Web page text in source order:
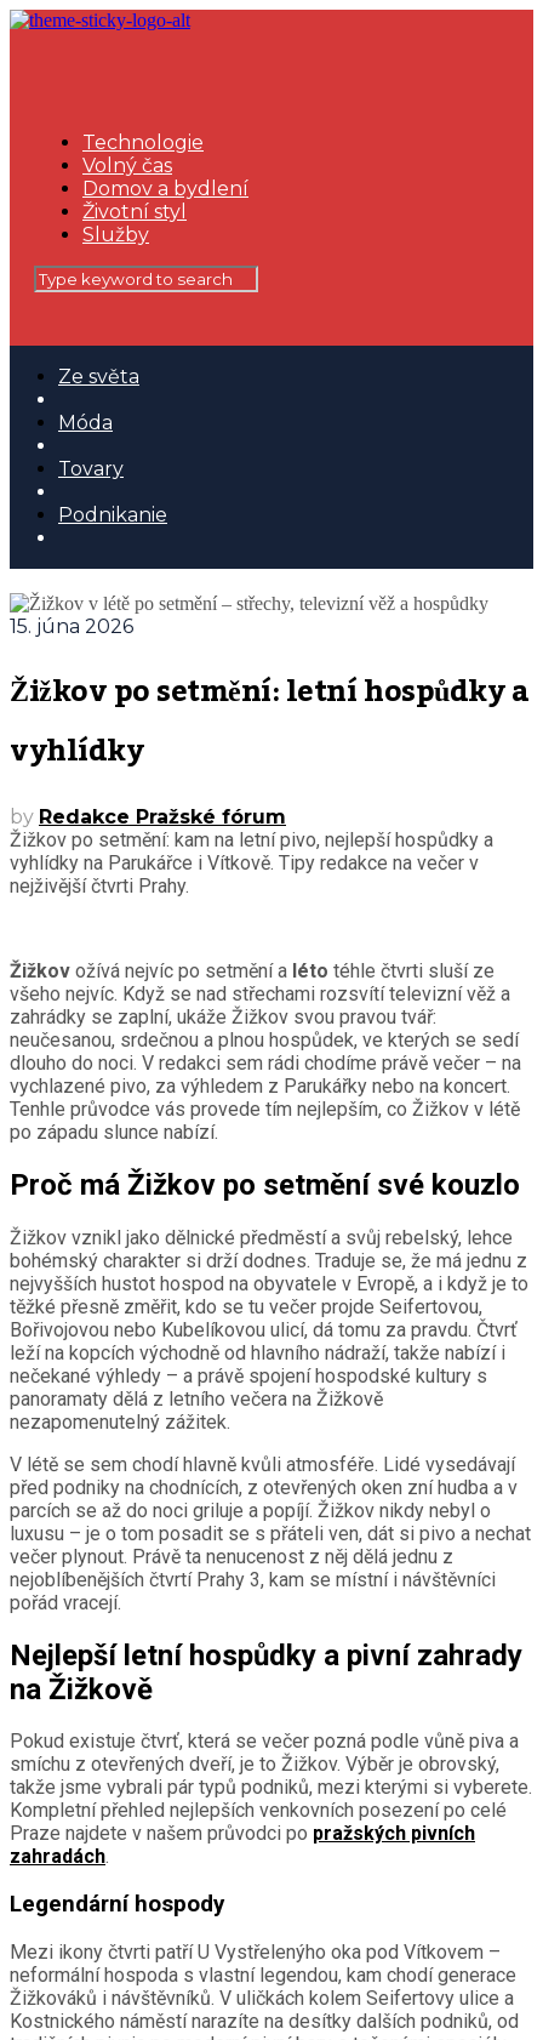
Technologie
Volný čas
Domov a bydlení
Životní styl
Služby
Ze světa
Móda
Tovary
Podnikanie
15. júna 2026
Žižkov po setmění: letní hospůdky a
vyhlídky
by Redakce Pražské fórum
Žižkov po setmění: kam na letní pivo, nejlepší hospůdky a
vyhlídky na Parukářce i Vítkově. Tipy redakce na večer v
nejživější čtvrti Prahy.
Žižkov ožívá nejvíc po setmění a léto téhle čtvrti sluší ze
všeho nejvíc. Když se nad střechami rozsvítí televizní věž a
zahrádky se zaplní, ukáže Žižkov svou pravou tvář:
neučesanou, srdečnou a plnou hospůdek, ve kterých se sedí
dlouho do noci. V redakci sem rádi chodíme právě večer – na
vychlazené pivo, za výhledem z Parukářky nebo na koncert.
Tenhle průvodce vás provede tím nejlepším, co Žižkov v létě
po západu slunce nabízí.
Proč má Žižkov po setmění své kouzlo
Žižkov vznikl jako dělnické předměstí a svůj rebelský, lehce
bohémský charakter si drží dodnes. Traduje se, že má jednu z
nejvyšších hustot hospod na obyvatele v Evropě, a i když je to
těžké přesně změřit, kdo se tu večer projde Seifertovou,
Bořivojovou nebo Kubelíkovou ulicí, dá tomu za pravdu. Čtvrť
leží na kopcích východně od hlavního nádraží, takže nabízí i
nečekané výhledy – a právě spojení hospodské kultury s
panoramaty dělá z letního večera na Žižkově
nezapomenutelný zážitek.
V létě se sem chodí hlavně kvůli atmosféře. Lidé vysedávají
před podniky na chodnících, z otevřených oken zní hudba a v
parcích se až do noci griluje a popíjí. Žižkov nikdy nebyl o
luxusu – je o tom posadit se s přáteli ven, dát si pivo a nechat
večer plynout. Právě ta nenucenost z něj dělá jednu z
nejoblíbenějších čtvrtí Prahy 3, kam se místní i návštěvníci
pořád vracejí.
Nejlepší letní hospůdky a pivní zahrady
na Žižkově
Pokud existuje čtvrť, která se večer pozná podle vůně piva a
smíchu z otevřených dveří, je to Žižkov. Výběr je obrovský,
takže jsme vybrali pár typů podniků, mezi kterými si vyberete.
Kompletní přehled nejlepších venkovních posezení po celé
Praze najdete v našem průvodci po pražských pivních
zahradách.
Legendární hospody
Mezi ikony čtvrti patří U Vystřelenýho oka pod Vítkovem –
neformální hospoda s vlastní legendou, kam chodí generace
Žižkováků i návštěvníků. V uličkách kolem Seifertovy ulice a
Kostnického náměstí narazíte na desítky dalších podniků, od